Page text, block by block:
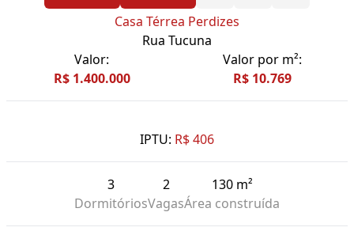
Casa Térrea Perdizes
Rua Tucuna
Valor:
R$ 1.400.000
Valor por m²:
R$ 10.769
IPTU: R$ 406
3
Dormitórios
2
Vagas
130 m²
Área construída